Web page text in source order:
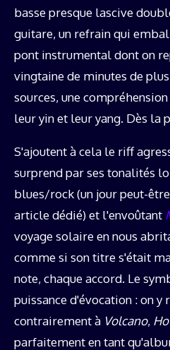
basse presque lascive
guitare, un refrain qui
pont instrumental dont on
vingtaine de minutes de
sources, une
leur yin et leur yang. Dès la
S'ajoutent à cela le riff
surprend par ses tonalités
blues/rock (un jour peut-
article dédié) et l'envoûtant
voyage solaire en nous
comme si son titre s'était
note, chaque accord. Le
puissance d'évocation : on y
contrairement à Volcano,
parfaitement en tant